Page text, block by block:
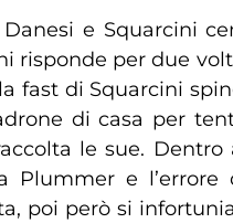
e Squarcini
risponde per due
fast di Squarcini
di casa per
le sue.
e l’errore
poi però si